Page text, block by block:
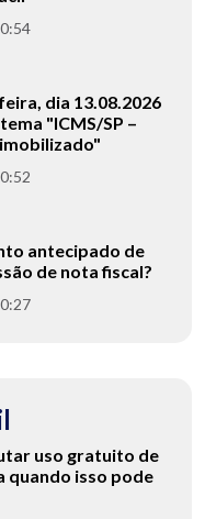
dia 13.08.2026
"ICMS/SP –
antecipado de
de nota fiscal?
uso gratuito de
quando isso pode